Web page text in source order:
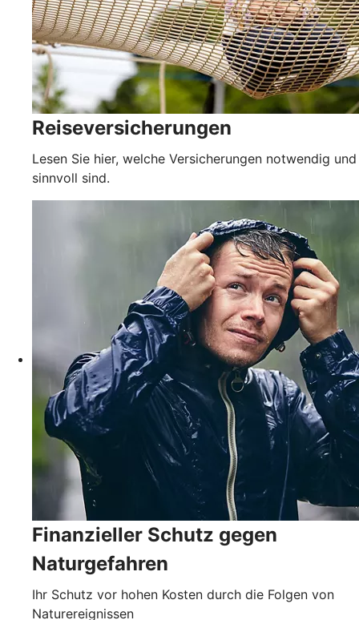
Reiseversicherungen
Lesen Sie hier, welche Versicherungen notwendig und
sinnvoll sind.
Finanzieller Schutz gegen
Naturgefahren
Ihr Schutz vor hohen Kosten durch die Folgen von
Naturereignissen